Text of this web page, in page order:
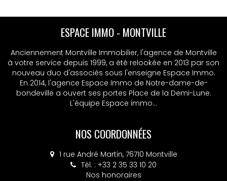
ESPACE IMMO - MONTVILLE
Anciennement Montville Immobilier, l'agence de Montville
à votre service depuis 1999, a été relookée en 2013 par son
nouveau duo d'associés sous l'enseigne Espace Immo.
En 2014, l'agence Espace Immo de Notre-dame-de-
bondeville a ouvert ses portes Place de la Demi-Lune.
L'équipe Espace immo...
NOS COORDONNÉES
1 rue André Martin, 76710 Montville
Tél. : +33 2 35 33 10 20
Nos honoraires